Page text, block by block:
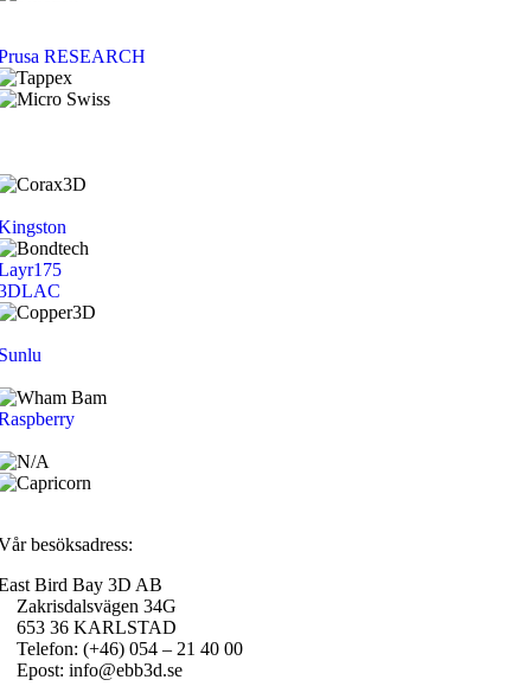
RESEARCH
besöksadress:
Bird Bay 3D AB
34G
36 KARLSTAD
(+46) 054 – 21 40 00
info@ebb3d.se